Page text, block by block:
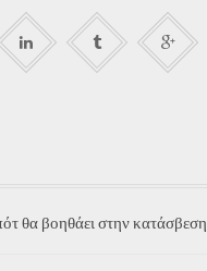
θα βοηθάει στην